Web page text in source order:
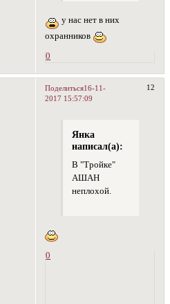
у нас нет в них
охранников
0
Поделиться 12
16-11-
2017 15:57:09
Янка
написал(а):
В "Тройке"
АШАН
неплохой.
0